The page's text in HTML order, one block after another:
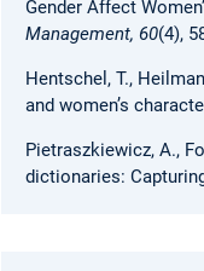
Gender Affect
Management, 60(4),
Hentschel, T.,
and women’s
Pietraszkiewicz, A.,
dictionaries: